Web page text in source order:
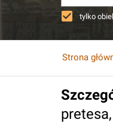
tylko
Strona